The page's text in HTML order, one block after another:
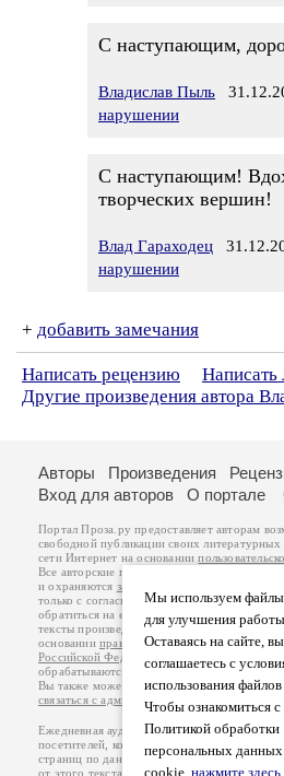
С наступающим,
Владислав Пыль
нарушении
С наступающим!
творческих вершин!
Влад Гараходец
нарушении
+ добавить замечания
Написать рецензию
Написать
Другие произведения автора
Мы используем
для улучшения
Оставаясь на сайте, вы
соглашаетесь с
использования
Чтобы ознакомиться с
Политикой обработки
персональных
cookie, нажмите здесь
Авторы Произведения
Вход для авторов
О портале
Портал Проза.ру предоставляет авторам
свободной публикации своих литературных
сети Интернет на основании
Все авторские права на произведения
и охраняются законом
. Перепечатка
только с согласия его автора, к которому
обратиться на его авторской странице.
тексты произведений авторы несут
основанииправил публикациии
Российской Федерации
обрабатываются на основанииПолитики
Вы также можете посмотреть более
связаться с администрацией
Ежедневная аудитория портала Проза.ру –
посетителей, которые в общей сумме
страниц по данным счетчика
от этого текста. В каждой графе указано по